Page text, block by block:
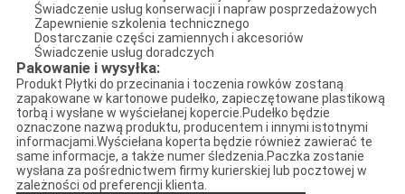
Świadczenie usług konserwacji i napraw posprzedażowych
Zapewnienie szkolenia technicznego
Dostarczanie części zamiennych i akcesoriów
Świadczenie usług doradczych
Pakowanie i wysyłka:
Produkt Płytki do przecinania i toczenia rowków zostaną
zapakowane w kartonowe pudełko, zapieczętowane plastikową
torbą i wysłane w wyściełanej kopercie.Pudełko będzie
oznaczone nazwą produktu, producentem i innymi istotnymi
informacjami.Wyściełana koperta będzie również zawierać te
same informacje, a także numer śledzenia.Paczka zostanie
wysłana za pośrednictwem firmy kurierskiej lub pocztowej w
zależności od preferencji klienta.